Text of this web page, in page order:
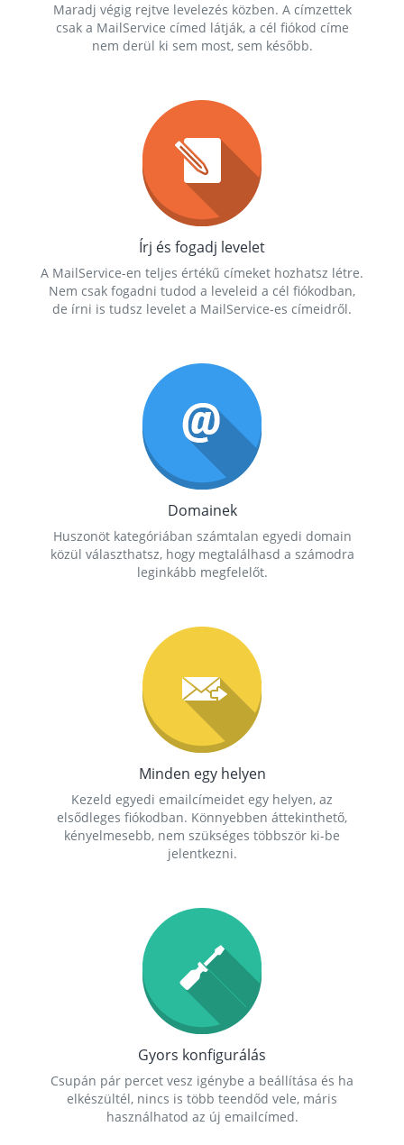
Maradj végig rejtve levelezés közben. A címzettek
csak a MailService címed látják, a cél fiókod címe
nem derül ki sem most, sem később.
Írj és fogadj levelet
A MailService-en teljes értékű címeket hozhatsz létre.
Nem csak fogadni tudod a leveleid a cél fiókodban,
de írni is tudsz levelet a MailService-es címeidről.
Domainek
Huszonöt kategóriában számtalan egyedi domain
közül választhatsz, hogy megtalálhasd a számodra
leginkább megfelelőt.
Minden egy helyen
Kezeld egyedi emailcímeidet egy helyen, az
elsődleges fiókodban. Könnyebben áttekinthető,
kényelmesebb, nem szükséges többször ki-be
jelentkezni.
Gyors konfigurálás
Csupán pár percet vesz igénybe a beállítása és ha
elkészültél, nincs is több teendőd vele, máris
használhatod az új emailcímed.